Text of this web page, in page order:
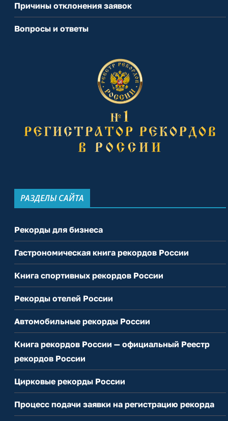
Причины отклонения заявок
Вопросы и ответы
РАЗДЕЛЫ САЙТА
Рекорды для бизнеса
Гастрономическая книга рекордов России
Книга спортивных рекордов России
Рекорды отелей России
Автомобильные рекорды России
Книга рекордов России — официальный Реестр
рекордов России
Цирковые рекорды России
Процесс подачи заявки на регистрацию рекорда